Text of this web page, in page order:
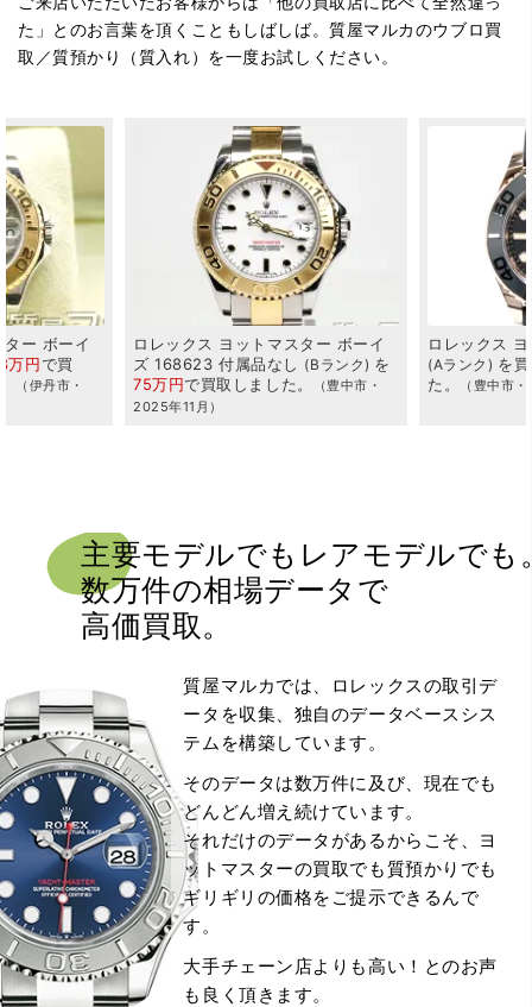
た」とのお言葉を頂くこともしばしば。質屋マルカのウブロ買
取／質預かり（質入れ）を一度お試しください。
ター ボーイ
Bランク
（豊中市・
ロレックス ヨットマスター 126655
Aランク を買取・質預かりしまし
た。（豊中市・2025年10月）
ロレックス
ズ168622 B
取 しました。
主要モデルでもレアモデルでも
数万件の相場データで
高価買取。
質屋マルカでは、ロレックスの取引デ
ータを収集、独自のデータベースシス
テムを構築しています。
そのデータは数万件に及び、現在でも
どんどん増え続けています。
それだけのデータがあるからこそ、ヨ
ットマスターの買取でも質預かりでも
ギリギリの価格をご提示できるんで
す。
大手チェーン店よりも高い！とのお声
も良く頂きます。